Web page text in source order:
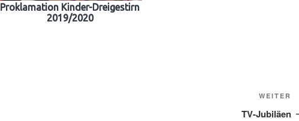
Proklamation Kinder-Dreigestirn
2019/2020
WEITER
TV-Jubiläen